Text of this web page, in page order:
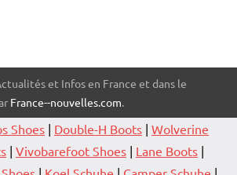
et Infos en France et dans le
France--nouvelles.com.
Shoes | Double-H Boots | Wolverine
| Vivobarefoot Shoes | Lane Boots |